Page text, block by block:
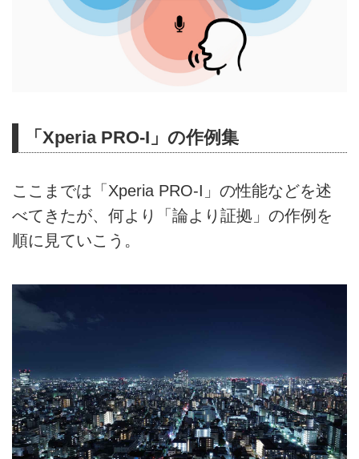
「Xperia PRO-I」の作例集
ここまでは「Xperia PRO-I」の性能などを述
べてきたが、何より「論より証拠」の作例を
順に見ていこう。